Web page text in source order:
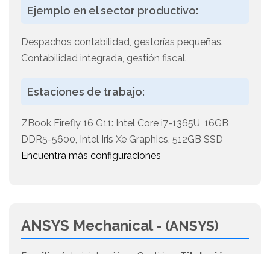
Ejemplo en el sector productivo:
Despachos contabilidad, gestorías pequeñas.
Contabilidad integrada, gestión fiscal.
Estaciones de trabajo:
ZBook Firefly 16 G11: Intel Core i7-1365U, 16GB
DDR5-5600, Intel Iris Xe Graphics, 512GB SSD
Encuentra más configuraciones
ANSYS Mechanical - (ANSYS)